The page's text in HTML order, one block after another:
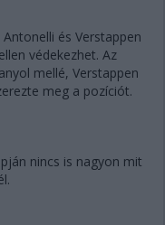
és Verstappen
védekezhet. Az
mellé, Verstappen
meg a pozíciót.
nincs is nagyon mit